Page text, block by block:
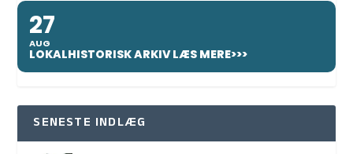
27
AUG
LOKALHISTORISK ARKIV LÆS MERE>>>
SENESTE INDLÆG